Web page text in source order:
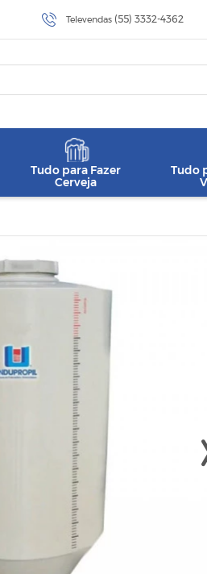
Televendas (55) 3332-4362
Tudo para Fazer
Cerveja
Tudo